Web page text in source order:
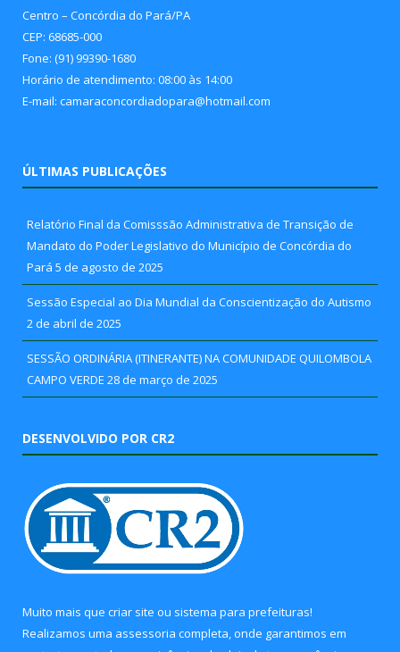
Centro – Concórdia do Pará/PA
CEP: 68685-000
Fone: (91) 99390-1680
Horário de atendimento: 08:00 às 14:00
E-mail: camaraconcordiadopara@hotmail.com
ÚLTIMAS PUBLICAÇÕES
Relatório Final da Comisssão Administrativa de Transição de
Mandato do Poder Legislativo do Município de Concórdia do
Pará 5 de agosto de 2025
Sessão Especial ao Dia Mundial da Conscientização do Autismo
2 de abril de 2025
SESSÃO ORDINÁRIA (ITINERANTE) NA COMUNIDADE QUILOMBOLA
CAMPO VERDE 28 de março de 2025
DESENVOLVIDO POR CR2
Muito mais que criar site ou sistema para prefeituras!
Realizamos uma assessoria completa, onde garantimos em